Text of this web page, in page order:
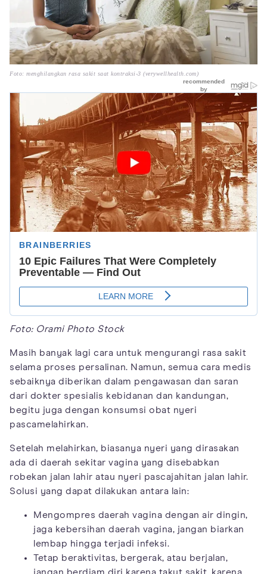
Foto: menghilangkan rasa sakit saat kontraksi-3 (verywellhealth.com)
Foto: Orami Photo Stock
Masih banyak lagi cara untuk mengurangi rasa sakit
selama proses persalinan. Namun, semua cara medis
sebaiknya diberikan dalam pengawasan dan saran
dari dokter spesialis kebidanan dan kandungan,
begitu juga dengan konsumsi obat nyeri
pascamelahirkan.
Setelah melahirkan, biasanya nyeri yang dirasakan
ada di daerah sekitar vagina yang disebabkan
robekan jalan lahir atau nyeri pascajahitan jalan lahir.
Solusi yang dapat dilakukan antara lain:
Mengompres daerah vagina dengan air dingin,
jaga kebersihan daerah vagina, jangan biarkan
lembap hingga terjadi infeksi.
Tetap beraktivitas, bergerak, atau berjalan,
jangan berdiam diri karena takut sakit, karena